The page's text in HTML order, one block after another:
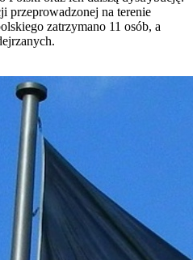
przeprowadzonej na terenie
zatrzymano 11 osób, a